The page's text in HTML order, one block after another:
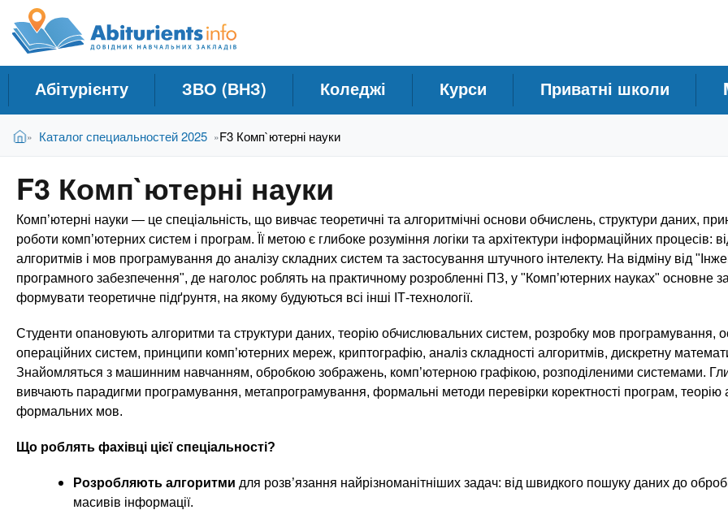
е
и
A
b
i
t
u
r
i
e
n
t
s
о
в
н
и
Н
а
в
ч
а
л
ь
н
и
х
з
а
Абітурієнту ЗВО (ВНЗ) Коледжі Курси Приватні школи
В
у
т
Головна
» Каталог специальностей 2025 »F3 Комп`ютерні науки
F3 Комп`ютерні науки
Комп’ютерні науки — це спеціальність, що вивчає теоретичні та алгоритмічні основи обчислень, структури даних,
роботи комп’ютерних систем і програм. Її метою є глибоке розуміння логіки та архітектури інформаційних процесів:
алгоритмів і мов програмування до аналізу складних систем та застосування штучного інтелекту. На відміну від
програмного забезпечення", де наголос роблять на практичному розробленні ПЗ, у "Комп’ютерних науках" основне
формувати теоретичне підґрунтя, на якому будуються всі інші ІТ-технології.
Студенти опановують алгоритми та структури даних, теорію обчислювальних систем, розробку мов програмування,
операційних систем, принципи комп’ютерних мереж, криптографію, аналіз складності алгоритмів, дискретну
Знайомляться з машинним навчанням, обробкою зображень, комп’ютерною графікою, розподіленими системами.
вивчають парадигми програмування, метапрограмування, формальні методи перевірки коректності програм, теорію
формальних мов.
Що роблять фахівці цієї спеціальності?
Розробляють алгоритми для розв’язання найрізноманітніших задач: від швидкого пошуку даних до
масивів інформації.